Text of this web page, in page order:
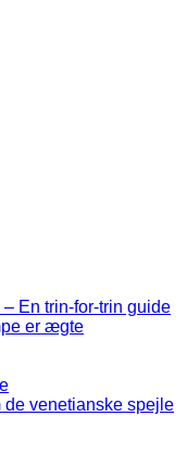
En trin-for-trin guide
er ægte
venetianske spejle